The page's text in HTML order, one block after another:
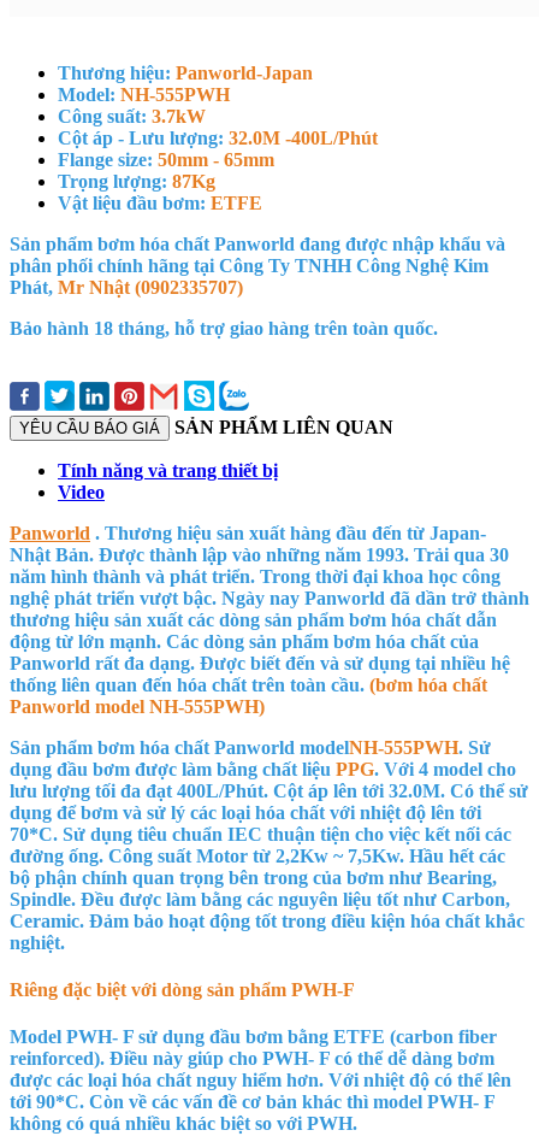
Thương hiệu: Panworld-Japan
Model: NH-555PWH
Công suất: 3.7kW
Cột áp - Lưu lượng: 32.0M -400L/Phút
Flange size: 50mm - 65mm
Trọng lượng: 87Kg
Vật liệu đầu bơm: ETFE
Sản phẩm bơm hóa chất Panworld đang được nhập khẩu và
phân phối chính hãng tại Công Ty TNHH Công Nghệ Kim
Phát, Mr Nhật (0902335707)
Bảo hành 18 tháng, hỗ trợ giao hàng trên toàn quốc.
YÊU CẦU BÁO GIÁ SẢN PHẨM LIÊN QUAN
Tính năng và trang thiết bị
Video
Panworld . Thương hiệu sản xuất hàng đầu đến từ Japan-
Nhật Bản. Được thành lập vào những năm 1993. Trải qua 30
năm hình thành và phát triển. Trong thời đại khoa học công
nghệ phát triển vượt bậc. Ngày nay Panworld đã dần trở thành
thương hiệu sản xuất các dòng sản phẩm bơm hóa chất dẫn
động từ lớn mạnh. Các dòng sản phẩm bơm hóa chất của
Panworld rất đa dạng. Được biết đến và sử dụng tại nhiều hệ
thống liên quan đến hóa chất trên toàn cầu. (bơm hóa chất
Panworld model NH-555PWH)
Sản phẩm bơm hóa chất Panworld modelNH-555PWH. Sử
dụng đầu bơm được làm bằng chất liệu PPG. Với 4 model cho
lưu lượng tối đa đạt 400L/Phút. Cột áp lên tới 32.0M. Có thể sử
dụng để bơm và sử lý các loại hóa chất với nhiệt độ lên tới
70*C. Sử dụng tiêu chuẩn IEC thuận tiện cho việc kết nối các
đường ống. Công suất Motor từ 2,2Kw ~ 7,5Kw. Hầu hết các
bộ phận chính quan trọng bên trong của bơm như Bearing,
Spindle. Đều được làm bằng các nguyên liệu tốt như Carbon,
Ceramic. Đảm bảo hoạt động tốt trong điều kiện hóa chất khắc
nghiệt.
Riêng đặc biệt với dòng sản phẩm PWH-F
Model PWH- F sử dụng đầu bơm bằng ETFE (carbon fiber
reinforced). Điều này giúp cho PWH- F có thể dễ dàng bơm
được các loại hóa chất nguy hiểm hơn. Với nhiệt độ có thể lên
tới 90*C. Còn về các vấn đề cơ bản khác thì model PWH- F
không có quá nhiều khác biệt so với PWH.